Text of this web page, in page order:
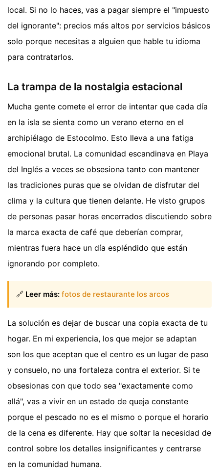
local. Si no lo haces, vas a pagar siempre el "impuesto
del ignorante": precios más altos por servicios básicos
solo porque necesitas a alguien que hable tu idioma
para contratarlos.
La trampa de la nostalgia estacional
Mucha gente comete el error de intentar que cada día
en la isla se sienta como un verano eterno en el
archipiélago de Estocolmo. Esto lleva a una fatiga
emocional brutal. La comunidad escandinava en Playa
del Inglés a veces se obsesiona tanto con mantener
las tradiciones puras que se olvidan de disfrutar del
clima y la cultura que tienen delante. He visto grupos
de personas pasar horas encerrados discutiendo sobre
la marca exacta de café que deberían comprar,
mientras fuera hace un día espléndido que están
ignorando por completo.
🔗 Leer más: fotos de restaurante los arcos
La solución es dejar de buscar una copia exacta de tu
hogar. En mi experiencia, los que mejor se adaptan
son los que aceptan que el centro es un lugar de paso
y consuelo, no una fortaleza contra el exterior. Si te
obsesionas con que todo sea "exactamente como
allá", vas a vivir en un estado de queja constante
porque el pescado no es el mismo o porque el horario
de la cena es diferente. Hay que soltar la necesidad de
control sobre los detalles insignificantes y centrarse
en la comunidad humana.